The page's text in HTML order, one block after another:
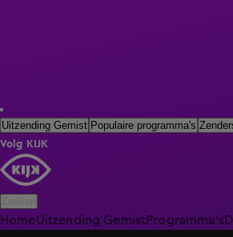
Uitzending Gemist Populaire programma's
Volg KIJK
HomeUitzending GemistProgramma's